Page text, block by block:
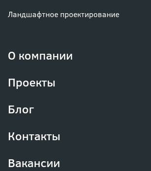
Ландшафтное проектирование
О компании
Проекты
Блог
Контакты
Вакансии